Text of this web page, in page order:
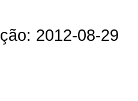
2012-08-29